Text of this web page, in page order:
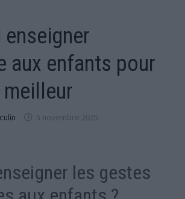
aux enfants pour
meilleur
5 novembre 2025
les gestes